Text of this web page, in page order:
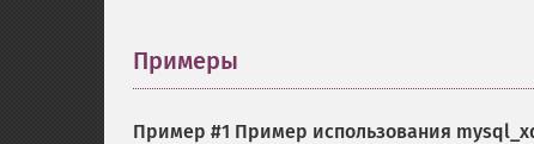
Примеры
Пример #1 Пример использования